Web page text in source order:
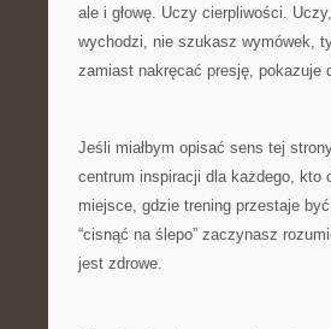
ale i głowę. Uczy cierpliwości.
wychodzi, nie szukasz wymówek,
zamiast nakręcać presję, pokazuje
Jeśli miałbym opisać sens tej
centrum inspiracji dla każdego, kto
miejsce, gdzie trening przestaje
“cisnąć na ślepo” zaczynasz
jest zdrowe.